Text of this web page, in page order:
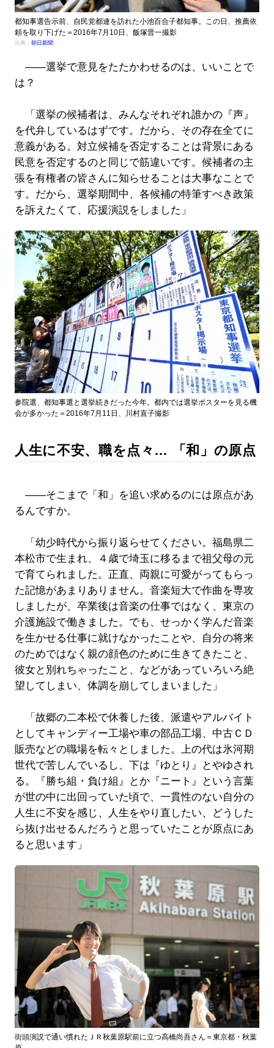
都知事選告示前、自民党都連を訪れた小池百合子都知事。この日、推薦依
頼を取り下げた＝2016年7月10日、飯塚晋一撮影
出典： 朝日新聞
――選挙で意見をたたかわせるのは、いいことで
は？
「選挙の候補者は、みんなそれぞれ誰かの『声』
を代弁しているはずです。だから、その存在全てに
意義がある。対立候補を否定することは背景にある
民意を否定するのと同じで筋違いです。候補者の主
張を有権者の皆さんに知らせることは大事なことで
す。だから、選挙期間中、各候補の特筆すべき政策
を訴えたくて、応援演説をしました」
参院選、都知事選と選挙続きだった今年。都内では選挙ポスターを見る機
会が多かった＝2016年7月11日、川村直子撮影
人生に不安、職を点々… 「和」の原点
――そこまで「和」を追い求めるのには原点があ
るんですか。
「幼少時代から振り返らせてください。福島県二
本松市で生まれ、４歳で埼玉に移るまで祖父母の元
で育てられました。正直、両親に可愛がってもらっ
た記憶があまりありません。音楽短大で作曲を専攻
しましたが、卒業後は音楽の仕事ではなく、東京の
介護施設で働きました。でも、せっかく学んだ音楽
を生かせる仕事に就けなかったことや、自分の将来
のためではなく親の顔色のために生きてきたこと、
彼女と別れちゃったこと、などがあっていろいろ絶
望してしまい、体調を崩してしまいました」
「故郷の二本松で休養した後、派遣やアルバイト
としてキャンディー工場や車の部品工場、中古ＣＤ
販売などの職場を転々としました。上の代は氷河期
世代で苦しんでいるし、下は『ゆとり』とやゆされ
る。『勝ち組・負け組』とか『ニート』という言葉
が世の中に出回っていた頃で、一貫性のない自分の
人生に不安を感じ、人生をやり直したい、どうした
ら抜け出せるんだろうと思っていたことが原点にあ
ると思います」
街頭演説で通い慣れたＪＲ秋葉原駅前に立つ高橋尚吾さん＝東京都・秋葉